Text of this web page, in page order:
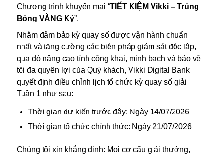
Chương trình khuyến mại “TIẾT KIỆM Vikki – Trúng
Bóng VÀNG Ký”.
Nhằm đảm bảo kỳ quay số được vận hành chuẩn
nhất và tăng cường các biện pháp giám sát độc lập,
qua đó nâng cao tính công khai, minh bạch và bảo vệ
tối đa quyền lợi của Quý khách, Vikki Digital Bank
quyết định điều chỉnh lịch tổ chức kỳ quay số giải
Tuần 1 như sau:
Thời gian dự kiến trước đây: Ngày 14/07/2026
Thời gian tổ chức chính thức: Ngày 21/07/2026
Chúng tôi xin khẳng định: Mọi cơ cấu giải thưởng,